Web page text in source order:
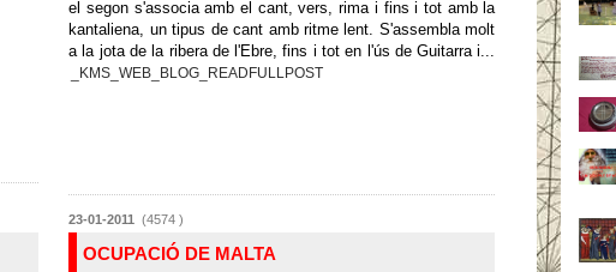
el segon s'associa amb el cant, vers, rima i fins i tot amb la
kantaliena, un tipus de cant amb ritme lent. S'assembla molt
a la jota de la ribera de l'Ebre, fins i tot en l'ús de Guitarra i...
_KMS_WEB_BLOG_READFULLPOST
23-01-2011 (4574 )
OCUPACIÓ DE MALTA